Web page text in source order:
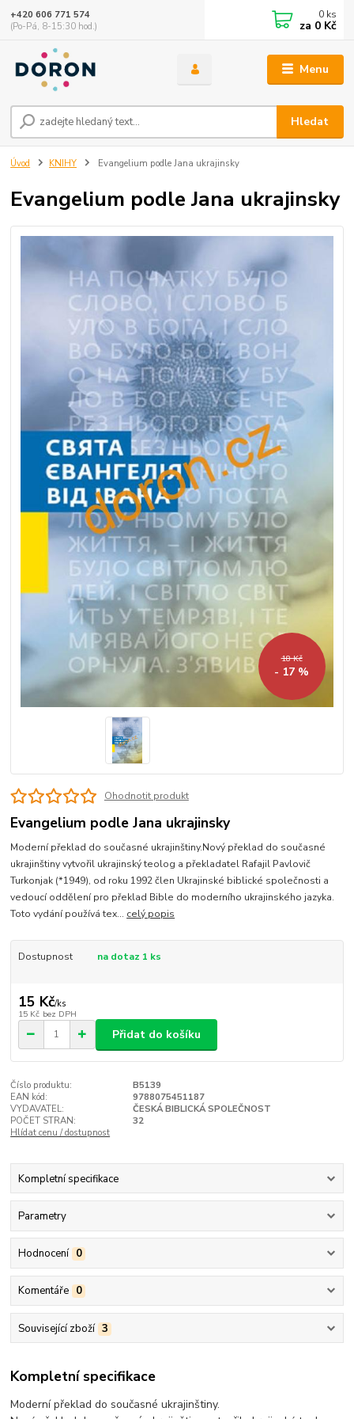
Menu
Hledat
+420 606 771 574
(Po-Pá, 8-15:30 hod.)
0 ks
za 0 Kč
Úvod KNIHY Evangelium podle Jana ukrajinsky
Evangelium podle Jana ukrajinsky
18 Kč
- 17 %
Ohodnotit produkt
Evangelium podle Jana ukrajinsky
Moderní překlad do současné ukrajinštiny.Nový překlad do současné
ukrajinštiny vytvořil ukrajinský teolog a překladatel Rafajil Pavlovič
Turkonjak (*1949), od roku 1992 člen Ukrajinské biblické společnosti a
vedoucí oddělení pro překlad Bible do moderního ukrajinského jazyka.
Toto vydání používá tex... celý popis
Dostupnost na dotaz 1 ks
15 Kč/ks
15 Kč bez DPH
Přidat do košíku
Číslo produktu:
B5139
EAN kód:
9788075451187
VYDAVATEL:
ČESKÁ BIBLICKÁ SPOLEČNOST
POČET STRAN:
32
Hlídat cenu / dostupnost
Kompletní specifikace
Parametry
Hodnocení 0
Komentáře 0
Související zboží 3
Kompletní specifikace
Moderní překlad do současné ukrajinštiny.